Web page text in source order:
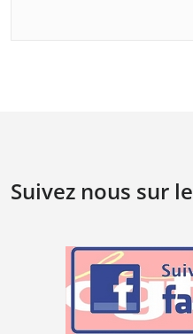
Suivez nous sur